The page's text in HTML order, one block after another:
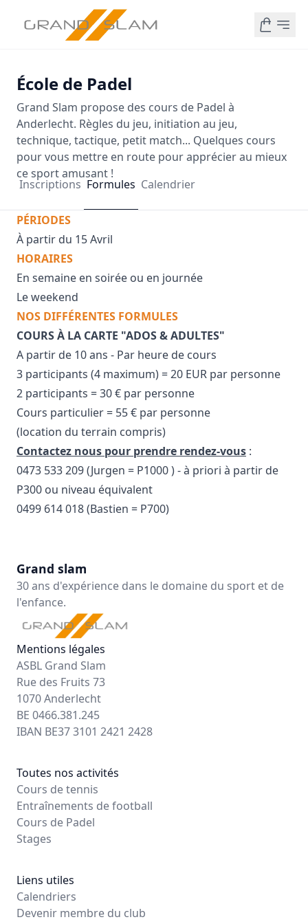
École de Padel
Grand Slam propose des cours de Padel à
Anderlecht. Règles du jeu, initiation au jeu,
technique, tactique, petit match... Quelques cours
pour vous mettre en route pour apprécier au mieux
ce sport amusant !
Inscriptions Formules Calendrier
PÉRIODES
À partir du 15 Avril
HORAIRES
En semaine en soirée ou en journée
Le weekend
NOS DIFFÉRENTES FORMULES
COURS À LA CARTE "ADOS & ADULTES"
A partir de 10 ans - Par heure de cours
3 participants (4 maximum) = 20 EUR par personne
2 participants = 30 € par personne
Cours particulier = 55 € par personne
(location du terrain compris)
Contactez nous pour prendre rendez-vous :
0473 533 209 (Jurgen = P1000 ) - à priori à partir de
P300 ou niveau équivalent
0499 614 018 (Bastien = P700)
Grand slam
30 ans d'expérience dans le domaine du sport et de
l'enfance.
Mentions légales
ASBL Grand Slam
Rue des Fruits 73
1070 Anderlecht
BE 0466.381.245
IBAN BE37 3101 2421 2428
Toutes nos activités
Cours de tennis
Entraînements de football
Cours de Padel
Stages
Liens utiles
Calendriers
Devenir membre du club